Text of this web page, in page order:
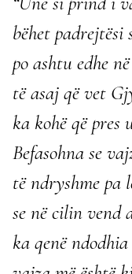
bëhet padrejtësi
po ashtu edhe
të asaj që vet
ka kohë që pres
Befasohna se
të ndryshme pa
se në cilin vend
ka qenë